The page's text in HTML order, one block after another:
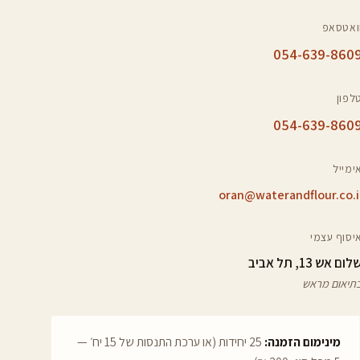
וואטסאפ
054-639-
טלפון
054-639-
אימייל
איסוף עצמי
אש 13, תל אביב
מראש
מינימום הזמנה:
25 יחידות (או ערכת התנסות של 15 יח׳ —